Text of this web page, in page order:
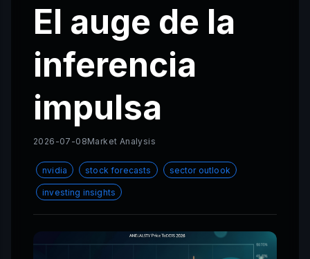
El auge de la
inferencia
impulsa
2026-07-08Market Analysis
nvidia stock forecasts sector outlook
investing insights